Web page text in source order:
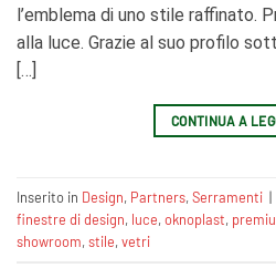
l’emblema di uno stile raffinato.
alla luce. Grazie al suo profilo
[…]
CONTINUA A
Inserito in Design, Partners,Serramenti |
finestre di design, luce,oknoplast,
showroom,stile,vetri